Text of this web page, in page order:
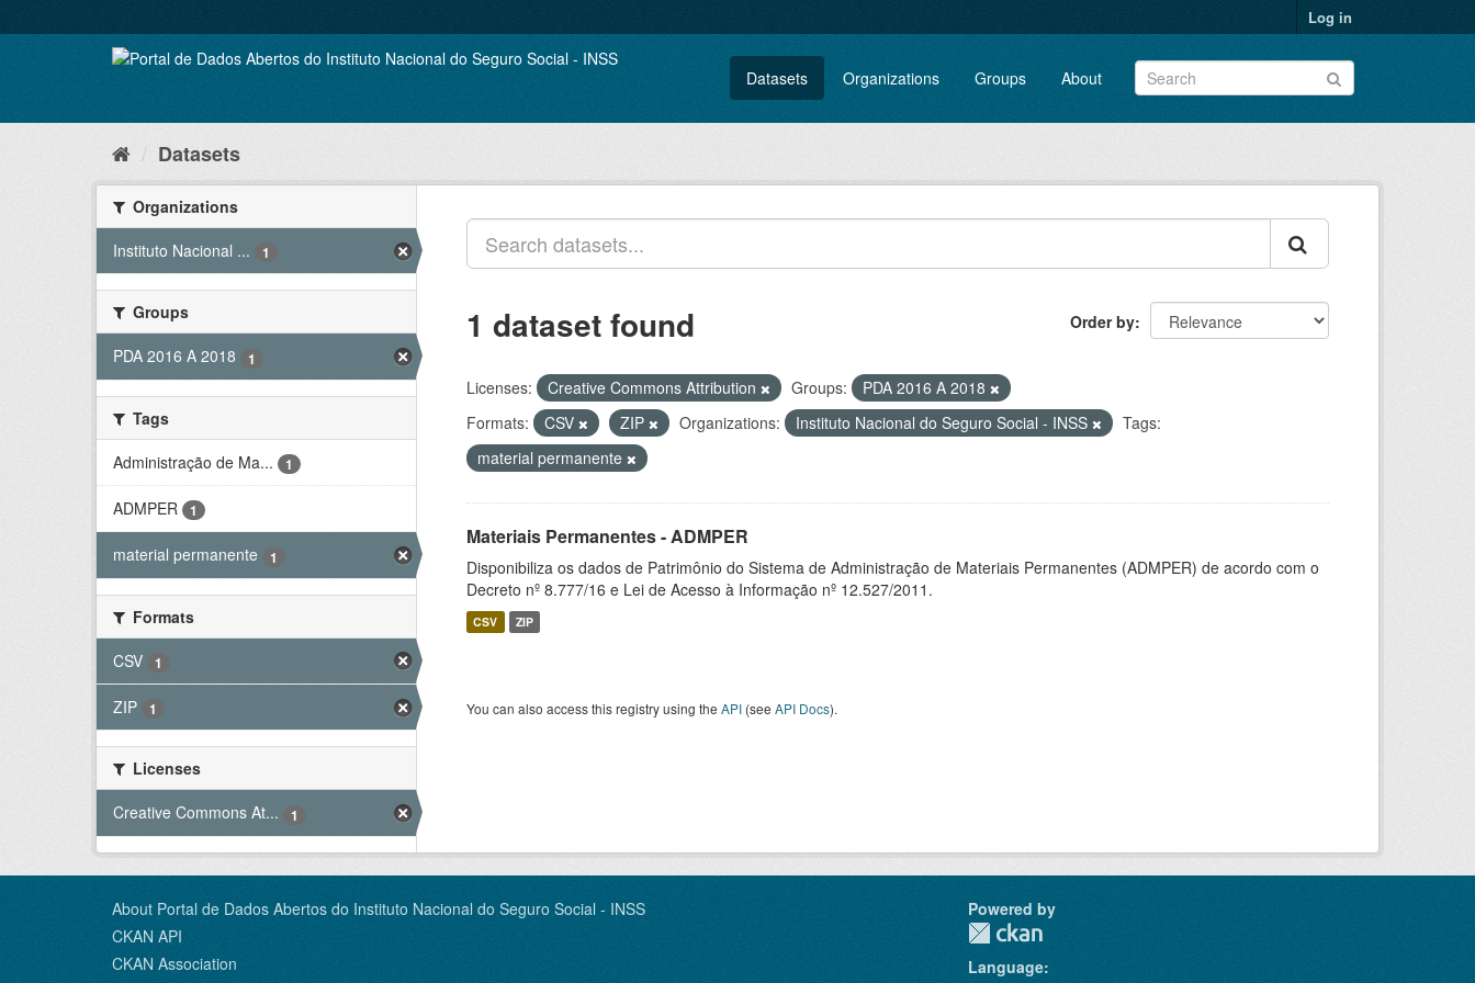
to
Log in
Datasets Organizations Groups About
Datasets
Organizations
Instituto Nacional ...
1
Groups
PDA 2016 A 2018
1
Tags
Administração de Ma...
1
ADMPER 1
material permanente 1
Formats
CSV
1
ZIP 1
Licenses
Creative Commons At...
1
Order by
1 dataset found
Licenses: Creative Commons Attribution Groups:
PDA 2016 A 2018
Formats:
CSV ZIP Organizations: Instituto Nacional do Seguro Social - INSS
Tags:
material permanente
Materiais Permanentes - ADMPER
Disponibiliza os dados de Patrimônio do Sistema de Administração de Materiais Permanentes (ADMPER) de acordo com o
Decreto nº 8.777/16 e Lei de Acesso à Informação nº 12.527/2011.
CSV ZIP
You can also access this registry using the API (see API Docs).
About Portal de Dados Abertos do Instituto Nacional do Seguro Social - INSS
CKAN API
CKAN Association
Powered by
Language